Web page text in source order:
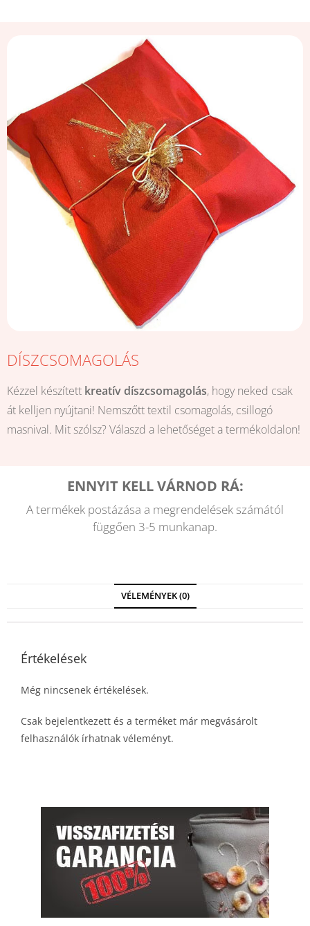
DÍSZCSOMAGOLÁS
Kézzel készített kreatív díszcsomagolás, hogy neked csak
át kelljen nyújtani! Nemszőtt textil csomagolás, csillogó
masnival. Mit szólsz? Válaszd a lehetőséget a termékoldalon!
ENNYIT KELL VÁRNOD RÁ:
A termékek postázása a megrendelések számától
függően 3-5 munkanap.
VÉLEMÉNYEK (0)
Értékelések
Még nincsenek értékelések.
Csak bejelentkezett és a terméket már megvásárolt
felhasználók írhatnak véleményt.